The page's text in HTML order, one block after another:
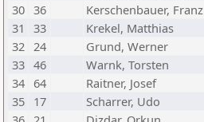
30 36 Kerschenbauer, Franz
31
33 Krekel, Matthias
32 24 Grund, Werner
33 46 Warnk, Torsten
34 64 Raitner, Josef
35 17 Scharrer, Udo